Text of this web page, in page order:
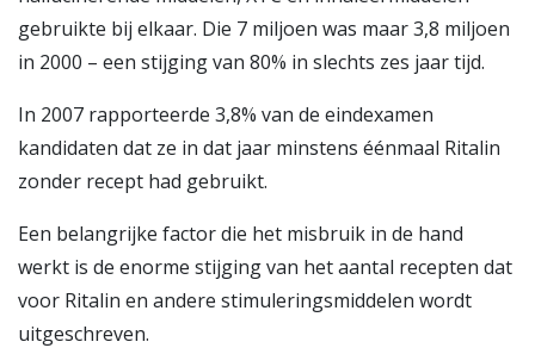
gebruikte bij elkaar. Die 7 miljoen was maar 3,8 miljoen
in 2000 – een stijging van 80% in slechts zes jaar tijd.
In 2007 rapporteerde 3,8% van de eindexamen
kandidaten dat ze in dat jaar minstens éénmaal Ritalin
zonder recept had gebruikt.
Een belangrijke factor die het misbruik in de hand
werkt is de enorme stijging van het aantal recepten dat
voor Ritalin en andere stimuleringsmiddelen wordt
uitgeschreven.